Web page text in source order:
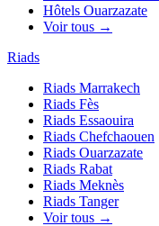
Hôtels Ouarzazate
Voir tous →
Riads
Riads Marrakech
Riads Fès
Riads Essaouira
Riads Chefchaouen
Riads Ouarzazate
Riads Rabat
Riads Meknès
Riads Tanger
Voir tous →